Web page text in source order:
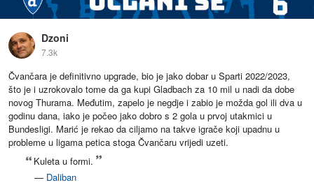
Dzoni
7.3k
Čvančara je definitivno upgrade, bio je jako dobar u Sparti 2022/2023,
što je i uzrokovalo tome da ga kupi Gladbach za 10 mil u nadi da dobe
novog Thurama. Međutim, zapelo je negdje i zabio je možda gol ili dva u
godinu dana, iako je počeo jako dobro s 2 gola u prvoj utakmici u
Bundesligi. Marić je rekao da ciljamo na takve igrače koji upadnu u
probleme u ligama petica stoga Čvančaru vrijedi uzeti.
Kuleta u formi.
— Daliban